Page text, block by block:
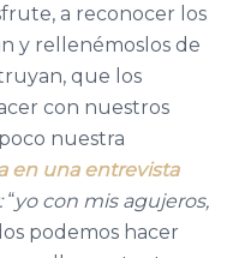
a reconocer los
y rellenémoslos de
que los
con nuestros
nuestra
en una entrevista
“yo con mis agujeros,
podemos hacer